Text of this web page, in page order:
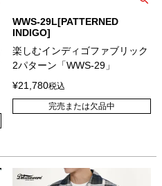
WWS-29L[PATTERNED
INDIGO]
楽しむインディゴファブリック
2パターン「WWS-29」
¥21,780税込
完売または欠品中